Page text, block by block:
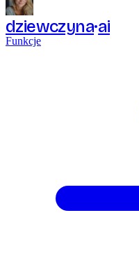
dziewczyna ai
Funkcje